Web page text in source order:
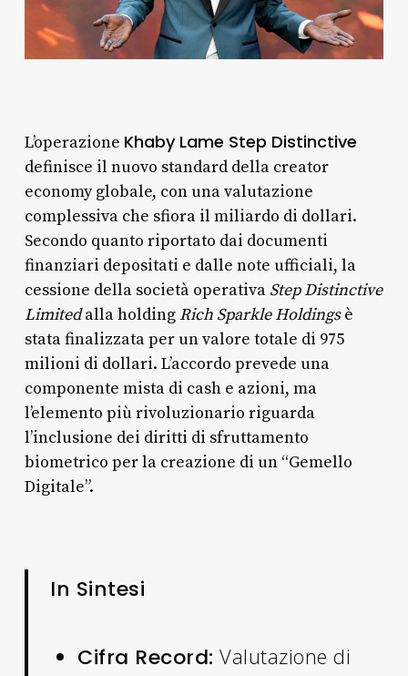
L’operazione Khaby Lame Step Distinctive
definisce il nuovo standard della creator
economy globale, con una valutazione
complessiva che sfiora il miliardo di dollari.
Secondo quanto riportato dai documenti
finanziari depositati e dalle note ufficiali, la
cessione della società operativa Step Distinctive
Limitedalla holding Rich Sparkle Holdingsè
stata finalizzata per un valore totale di 975
milioni di dollari. L’accordo prevede una
componente mista di cash e azioni, ma
l’elemento più rivoluzionario riguarda
l’inclusione dei diritti di sfruttamento
biometrico per la creazione di un “Gemello
Digitale”.
In Sintesi
Cifra Record: Valutazione di